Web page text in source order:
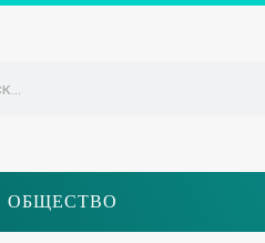
ОБЩЕСТВО